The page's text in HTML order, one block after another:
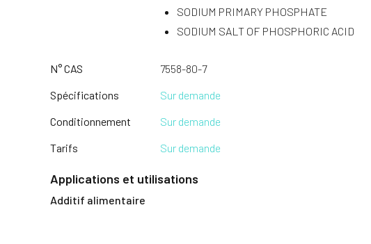
SODIUM PRIMARY PHOSPHATE
SODIUM SALT OF PHOSPHORIC ACID
N° CAS
7558-80-7
Spécifications
Sur demande
Conditionnement
Sur demande
Tarifs
Sur demande
Applications et utilisations
Additif alimentaire